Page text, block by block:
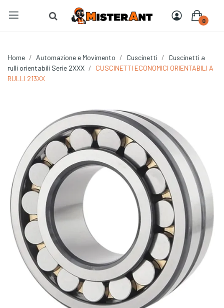
0
Home Automazione e Movimento Cuscinetti
Cuscinetti a
rulli orientabili Serie 2XXX
CUSCINETTI ECONOMICI ORIENTABILI A
RULLI 213XX